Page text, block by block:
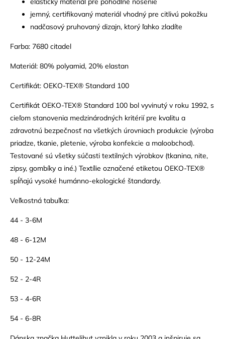
jemný, certifikovaný materiál vhodný pre citlivú pokožku
nadčasový pruhovaný dizajn, ktorý ľahko zladíte
Farba: 7680 citadel
Materiál: 80% polyamid, 20% elastan
Certifikát: OEKO-TEX® Standard 100
Certifikát OEKO-TEX® Standard 100 bol vyvinutý v roku 1992, s
cieľom stanovenia medzinárodných kritérií pre kvalitu a
zdravotnú bezpečnosť na všetkých úrovniach produkcie (výroba
priadze, tkanie, pletenie, výroba konfekcie a maloobchod).
Testované sú všetky súčasti textilných výrobkov (tkanina, nite,
zipsy, gombíky a iné.) Textílie označené etiketou OEKO-TEX®
spĺňajú vysoké humánno-ekologické štandardy.
Veľkostná tabuľka:
44 - 3-6M
48 - 6-12M
50 - 12-24M
52 - 2-4R
53 - 4-6R
54 - 6-8R